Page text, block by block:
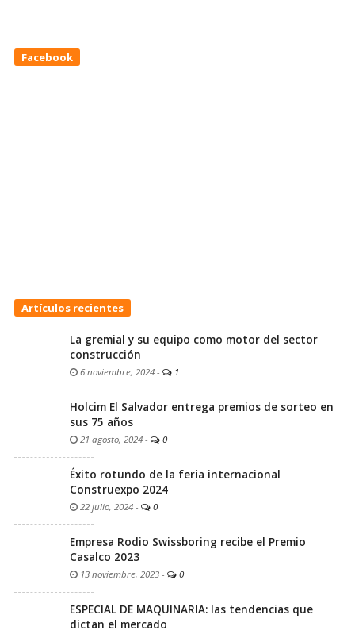
Facebook
Artículos recientes
La gremial y su equipo como motor del sector
construcción
6 noviembre, 2024 - 1
Holcim El Salvador entrega premios de sorteo en
sus 75 años
21 agosto, 2024 - 0
Éxito rotundo de la feria internacional
Construexpo 2024
22 julio, 2024 - 0
Empresa Rodio Swissboring recibe el Premio
Casalco 2023
13 noviembre, 2023 - 0
ESPECIAL DE MAQUINARIA: las tendencias que
dictan el mercado